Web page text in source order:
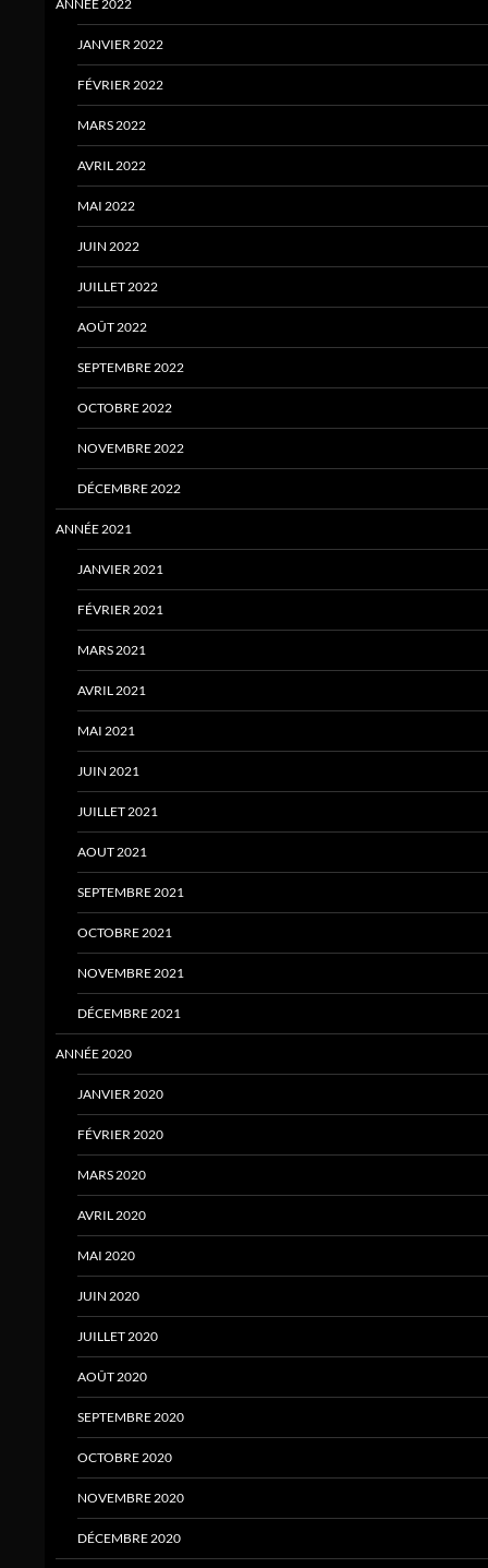
ANNÉE 2022
JANVIER 2022
FÉVRIER 2022
MARS 2022
AVRIL 2022
MAI 2022
JUIN 2022
JUILLET 2022
AOÛT 2022
SEPTEMBRE 2022
OCTOBRE 2022
NOVEMBRE 2022
DÉCEMBRE 2022
ANNÉE 2021
JANVIER 2021
FÉVRIER 2021
MARS 2021
AVRIL 2021
MAI 2021
JUIN 2021
JUILLET 2021
AOUT 2021
SEPTEMBRE 2021
OCTOBRE 2021
NOVEMBRE 2021
DÉCEMBRE 2021
ANNÉE 2020
JANVIER 2020
FÉVRIER 2020
MARS 2020
AVRIL 2020
MAI 2020
JUIN 2020
JUILLET 2020
AOÛT 2020
SEPTEMBRE 2020
OCTOBRE 2020
NOVEMBRE 2020
DÉCEMBRE 2020